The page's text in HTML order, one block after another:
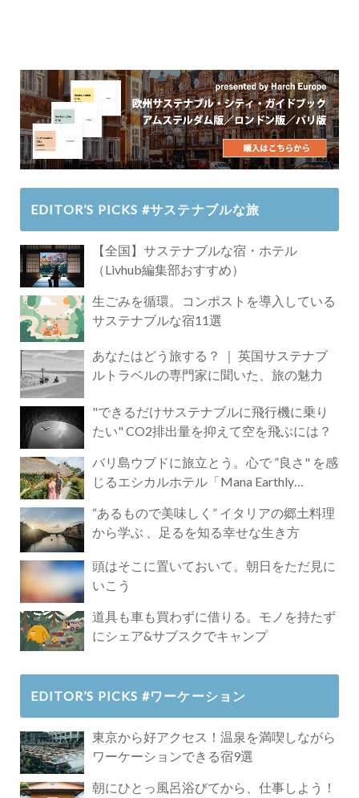
EDITOR’S PICKS #サステナブルな旅
【全国】サステナブルな宿・ホテル
（Livhub編集部おすすめ）
生ごみを循環。コンポストを導入している
サステナブルな宿11選
あなたはどう旅する？ ｜ 英国サステナブ
ルトラベルの専門家に聞いた、旅の魅力
"できるだけサステナブルに飛行機に乗り
たい" CO2排出量を抑えて空を飛ぶには？
バリ島ウブドに旅立とう。心で ”良さ" を感
じるエシカルホテル「Mana Earthly
“あるもので美味しく” イタリアの郷土料理
から学ぶ 、足るを知る幸せな生き方
頭はそこに置いておいて。朝日をただ見に
いこう
道具も車も買わずに借りる。モノを持たず
にシェア&サブスクでキャンプ
EDITOR’S PICKS #ワーケーション
東京から好アクセス！温泉を満喫しながら
ワーケーションできる宿9選
朝にひとっ風呂浴びてから、仕事しよう！